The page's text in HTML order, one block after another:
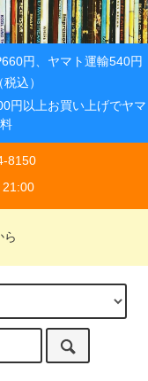
円、ヤマト運輸540円
込）
円以上お買い上げでヤマ
8150
21:00
ら